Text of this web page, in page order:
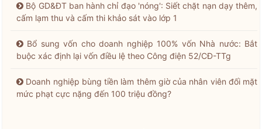
Bộ GD&ĐT ban hành chỉ đạo 'nóng': Siết chặt nạn dạy thêm,
cấm lạm thu và cấm thi khảo sát vào lớp 1
Bổ sung vốn cho doanh nghiệp 100% vốn Nhà nước: Bắt
buộc xác định lại vốn điều lệ theo Công điện 52/CĐ-TTg
Doanh nghiệp bùng tiền làm thêm giờ của nhân viên đối mặt
mức phạt cực nặng đến 100 triệu đồng?